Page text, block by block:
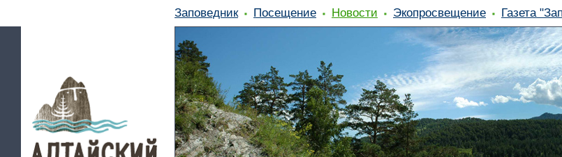
Заповедник Посещение Новости Экопросвещение Газета